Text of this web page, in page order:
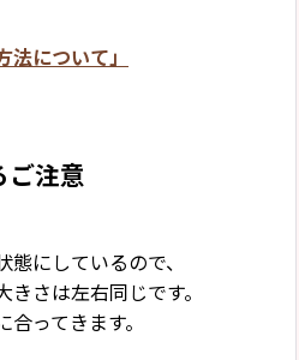
法について」
ご注意
にしているので、
さは左右同じです。
ってきます。